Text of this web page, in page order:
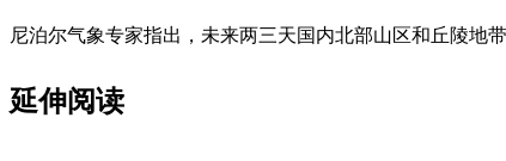
尼泊尔气象专家指出，未来两三天国内北部山区和丘陵地
延伸阅读